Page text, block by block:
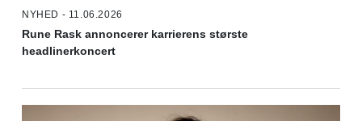
NYHED - 11.06.2026
Rune Rask annoncerer karrierens største
headlinerkoncert